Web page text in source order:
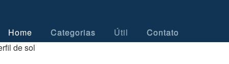
Home Categorias Útil
Contato
de sol